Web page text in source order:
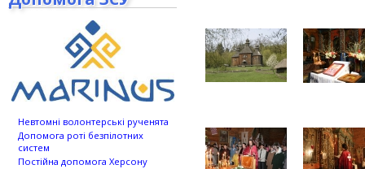
Невтомні волонтерські рученята
Допомога роті безпілотних
систем
Постійна допомога Херсону